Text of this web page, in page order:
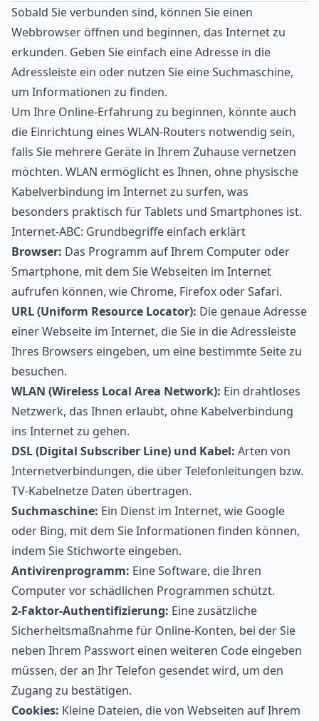
Sobald Sie verbunden sind, können Sie einen
Webbrowser öffnen und beginnen, das Internet zu
erkunden. Geben Sie einfach eine Adresse in die
Adressleiste ein oder nutzen Sie eine Suchmaschine,
um Informationen zu finden.
Um Ihre Online-Erfahrung zu beginnen, könnte auch
die Einrichtung eines WLAN-Routers notwendig sein,
falls Sie mehrere Geräte in Ihrem Zuhause vernetzen
möchten. WLAN ermöglicht es Ihnen, ohne physische
Kabelverbindung im Internet zu surfen, was
besonders praktisch für Tablets und Smartphones ist.
Internet-ABC: Grundbegriffe einfach erklärt
Browser: Das Programm auf Ihrem Computer oder
Smartphone, mit dem Sie Webseiten im Internet
aufrufen können, wie Chrome, Firefox oder Safari.
URL (Uniform Resource Locator): Die genaue Adresse
einer Webseite im Internet, die Sie in die Adressleiste
Ihres Browsers eingeben, um eine bestimmte Seite zu
besuchen.
WLAN (Wireless Local Area Network): Ein drahtloses
Netzwerk, das Ihnen erlaubt, ohne Kabelverbindung
ins Internet zu gehen.
DSL (Digital Subscriber Line) und Kabel: Arten von
Internetverbindungen, die über Telefonleitungen bzw.
TV-Kabelnetze Daten übertragen.
Suchmaschine: Ein Dienst im Internet, wie Google
oder Bing, mit dem Sie Informationen finden können,
indem Sie Stichworte eingeben.
Antivirenprogramm: Eine Software, die Ihren
Computer vor schädlichen Programmen schützt.
2-Faktor-Authentifizierung: Eine zusätzliche
Sicherheitsmaßnahme für Online-Konten, bei der Sie
neben Ihrem Passwort einen weiteren Code eingeben
müssen, der an Ihr Telefon gesendet wird, um den
Zugang zu bestätigen.
Cookies: Kleine Dateien, die von Webseiten auf Ihrem